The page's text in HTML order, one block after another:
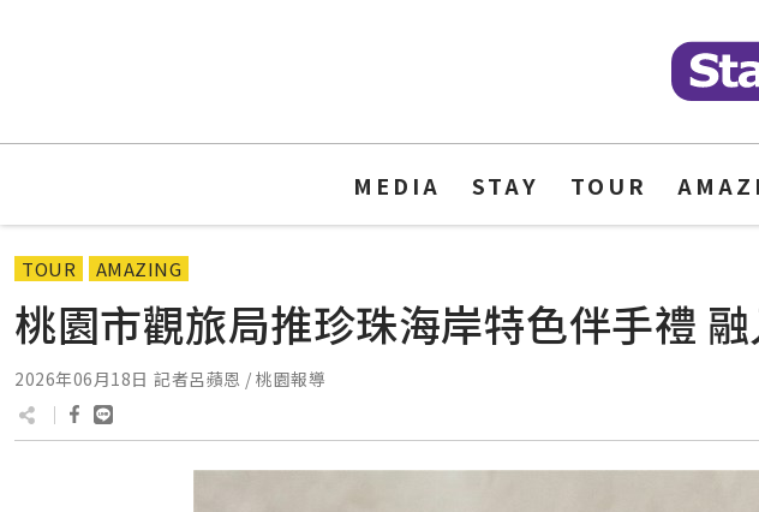
MEDIA STAY TOUR
TOUR AMAZING
桃園市觀旅局推珍珠海岸特色伴手禮
2026年06月18日 記者呂蘋恩 / 桃園報導